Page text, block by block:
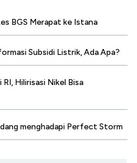
BGS Merapat ke Istana
Subsidi Listrik, Ada Apa?
Hilirisasi Nikel Bisa
menghadapi Perfect Storm